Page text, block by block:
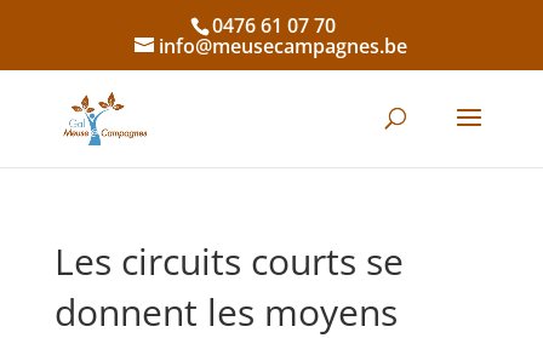
0476 61 07 70
info@meusecampagnes.be
Les circuits courts se
donnent les moyens